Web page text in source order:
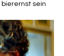
sein